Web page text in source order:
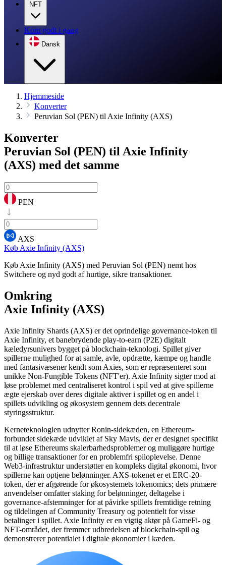
NFT
Kom godt i gang
Dansk
Hjemmeside
Konverter
Peruvian Sol (PEN) til Axie Infinity (AXS)
Konverter
Peruvian Sol (PEN) til Axie Infinity
(AXS) med det samme
PEN
AXS
Køb Axie Infinity (AXS)
Køb Axie Infinity (AXS) med Peruvian Sol (PEN) nemt hos
Switchere og nyd godt af hurtige, sikre transaktioner.
Omkring
Axie Infinity (AXS)
Axie Infinity Shards (AXS) er det oprindelige governance-token til
Axie Infinity, et banebrydende play-to-earn (P2E) digitalt
kæledyrsunivers bygget på blockchain-teknologi. Spillet giver
spillerne mulighed for at samle, avle, opdrætte, kæmpe og handle
med fantasivæsener kendt som Axies, som er repræsenteret som
unikke Non-Fungible Tokens (NFT'er). Axie Infinity sigter mod at
løse problemet med centraliseret kontrol i spil ved at give spillerne
ægte ejerskab over deres digitale aktiver i spillet og en andel i
spillets udvikling og økosystem gennem dets decentrale
styringsstruktur.
Kerneteknologien udnytter Ronin-sidekæden, en Ethereum-
forbundet sidekæde udviklet af Sky Mavis, der er designet specifikt
til at løse Ethereums skalerbarhedsproblemer og muliggøre hurtige
og billige transaktioner for en problemfri spiloplevelse. Denne
Web3-infrastruktur understøtter en kompleks digital økonomi, hvor
spillerne kan optjene belønninger. AXS-tokenet er et ERC-20-
token, der er afgørende for økosystemets tokenomics; dets primære
anvendelser omfatter staking for belønninger, deltagelse i
governance-afstemninger for at påvirke spillets fremtidige retning
og tildelingen af Community Treasury og potentielt for visse
betalinger i spillet. Axie Infinity er en vigtig aktør på GameFi- og
NFT-området, der fremmer udbredelsen af blockchain-spil og
demonstrerer potentialet i digitale økonomier i kæden.